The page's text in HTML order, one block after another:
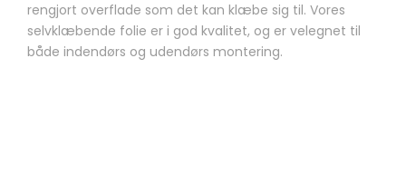
rengjort overflade som det kan klæbe sig til. Vores
selvklæbende folie er i god kvalitet, og er velegnet til
både indendørs og udendørs montering.